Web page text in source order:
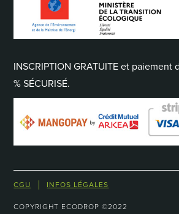
INSCRIPTION GRATUITE et paiement
% SÉCURISÉ.
CGU INFOS LÉGALES
COPYRIGHT ECODROP ©2022